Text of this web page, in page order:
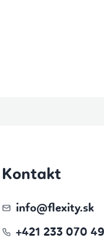
Kontakt
info@flexity.sk
+421 233 070